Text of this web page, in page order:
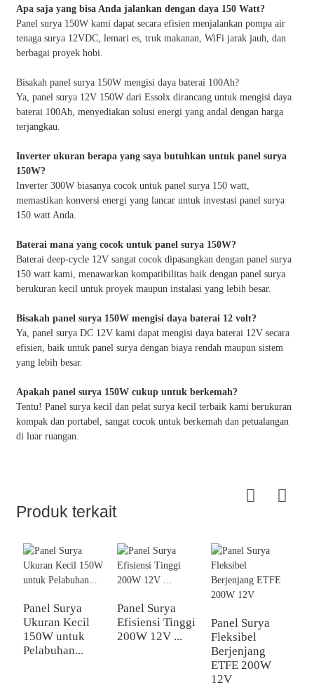
Apa saja yang bisa Anda jalankan dengan daya 150 Watt?
Panel surya 150W kami dapat secara efisien menjalankan pompa air
tenaga surya 12VDC, lemari es, truk makanan, WiFi jarak jauh, dan
berbagai proyek hobi.
Bisakah panel surya 150W mengisi daya baterai 100Ah?
Ya, panel surya 12V 150W dari Essolx dirancang untuk mengisi daya
baterai 100Ah, menyediakan solusi energi yang andal dengan harga
terjangkau.
Inverter ukuran berapa yang saya butuhkan untuk panel surya
150W?
Inverter 300W biasanya cocok untuk panel surya 150 watt,
memastikan konversi energi yang lancar untuk investasi panel surya
150 watt Anda.
Baterai mana yang cocok untuk panel surya 150W?
Baterai deep-cycle 12V sangat cocok dipasangkan dengan panel surya
150 watt kami, menawarkan kompatibilitas baik dengan panel surya
berukuran kecil untuk proyek maupun instalasi yang lebih besar.
Bisakah panel surya 150W mengisi daya baterai 12 volt?
Ya, panel surya DC 12V kami dapat mengisi daya baterai 12V secara
efisien, baik untuk panel surya dengan biaya rendah maupun sistem
yang lebih besar.
Apakah panel surya 150W cukup untuk berkemah?
Tentu! Panel surya kecil dan pelat surya kecil terbaik kami berukuran
kompak dan portabel, sangat cocok untuk berkemah dan petualangan
di luar ruangan.
Produk terkait
Panel Surya
Ukuran Kecil
150W untuk
Pelabuhan...
Panel Surya
Efisiensi Tinggi
200W 12V ...
Panel Surya
Fleksibel
Berjenjang
ETFE 200W
12V